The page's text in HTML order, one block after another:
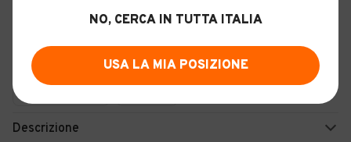
GreenLine
Usato Ottobre 2012
250.000 km
Descrizione
NO, CERCA IN TUTTA ITALIA
USA LA MIA POSIZIONE